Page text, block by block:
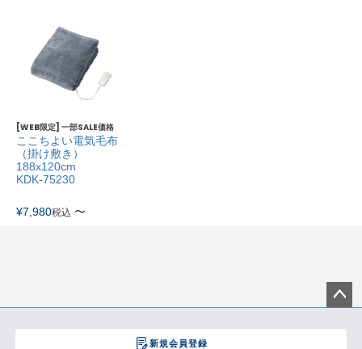
[WEB限定] 一部SALE価格
ここちよい電気毛布
（掛け敷き）
188x120cm
KDK-75230
¥7,980税込 〜
新規会員登録
ジト